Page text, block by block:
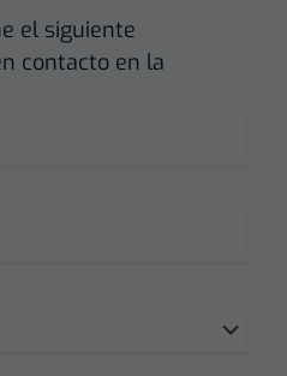
el siguiente
contacto en la